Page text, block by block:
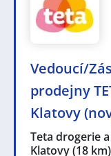
Vedoucí/
prodejny
Klatovy
Teta drogerie
Klatovy(18 km)